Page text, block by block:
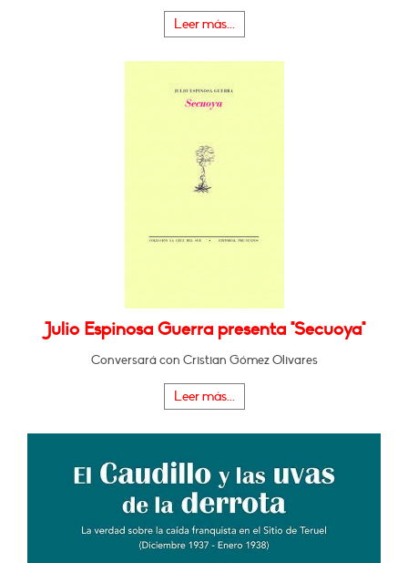
Leer más...
Julio Espinosa Guerra presenta "Secuoya"
Conversará con Cristian Gómez Olivares
Leer más...